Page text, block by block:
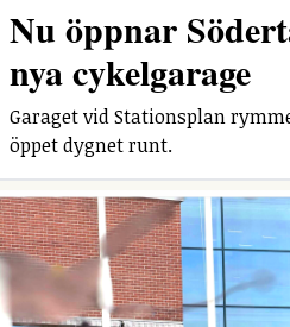
Nu öppnar
nya cykelgarage
Garaget vid Stationsplan
öppet dygnet runt.